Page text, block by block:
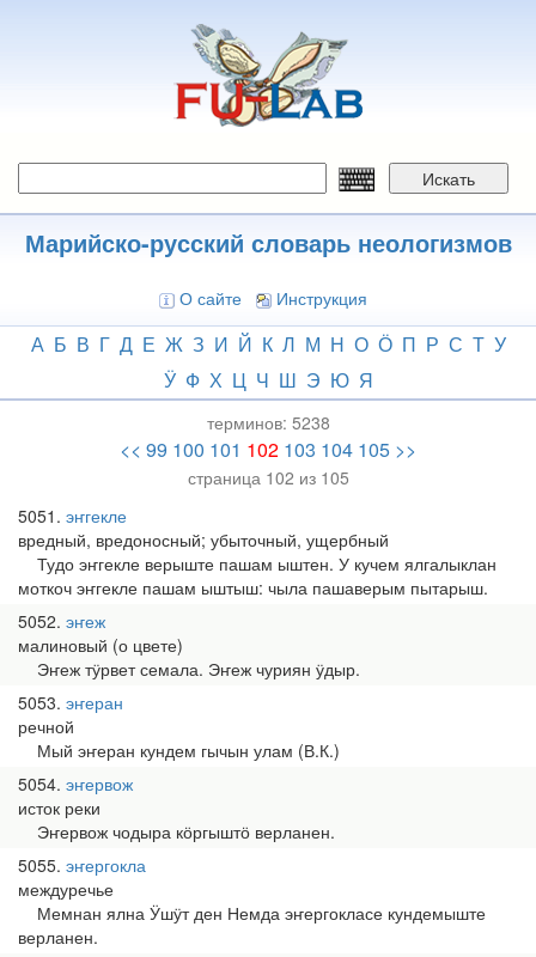
Искать
Марийско-русский словарь неологизмов
О сайте Инструкция
А Б В Г Д Е Ж З И Й К Л М Н О Ӧ П Р С Т У
Ӱ Ф Х Ц Ч Ш Э Ю Я
терминов: 5238
<< 99 100 101 102 103 104 105 >>
страница 102 из 105
5051 эҥгекле
вредный, вредоносный; убыточный, ущербный
Тудо эҥгекле верыште пашам ыштен. У кучем ялгалыклан
моткоч эҥгекле пашам ыштыш: чыла пашаверым пытарыш.
5052 эҥеж
малиновый (о цвете)
Эҥеж тӱрвет семала. Эҥеж чуриян ӱдыр.
5053 эҥеран
речной
Мый эҥеран кундем гычын улам (В.К.)
5054 эҥервож
исток реки
Эҥервож чодыра кӧргыштӧ верланен.
5055 эҥергокла
междуречье
Мемнан ялна Ӱшӱт ден Немда эҥергокласе кундемыште
верланен.